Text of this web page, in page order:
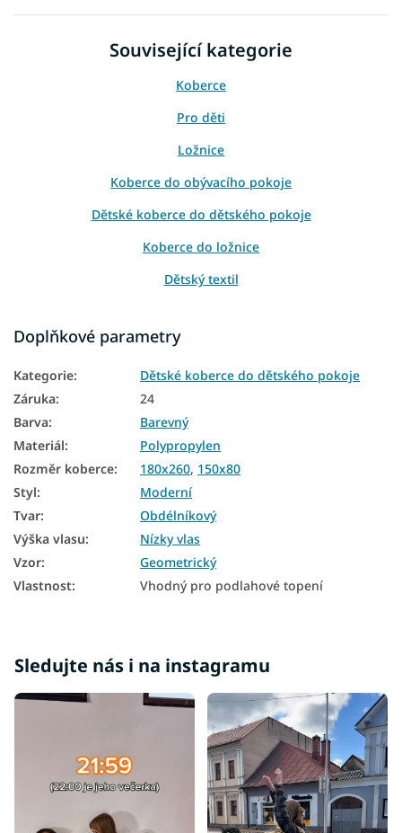
Související kategorie
Koberce
Pro děti
Ložnice
Koberce do obývacího pokoje
Dětské koberce do dětského pokoje
Koberce do ložnice
Dětský textil
Koberce 120x170
Koberce 140x190
Koberce 160x220
Koberce 180x260
Koberce 200x290
Koberce 240x330
Doplňkové parametry
Kategorie:
Dětské koberce do dětského pokoje
Záruka:
24
Barva:
Barevný
Materiál:
Polypropylen
Rozměr koberce: 180x260, 150x80
Styl:
Moderní
Tvar:
Obdélníkový
Výška vlasu:
Nízky vlas
Vzor:
Geometrický
Vlastnost: Vhodný pro podlahové topení
Sledujte nás i na instagramu